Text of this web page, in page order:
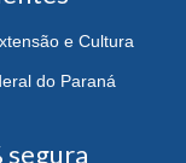
e Cultura
do Paraná
segura